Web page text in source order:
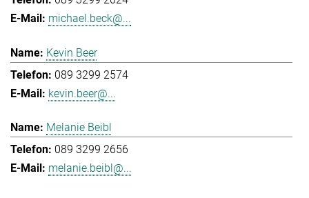
michael.beck@...
Kevin Beer
089 3299 2574
kevin.beer@...
Melanie Beibl
089 3299 2656
melanie.beibl@...